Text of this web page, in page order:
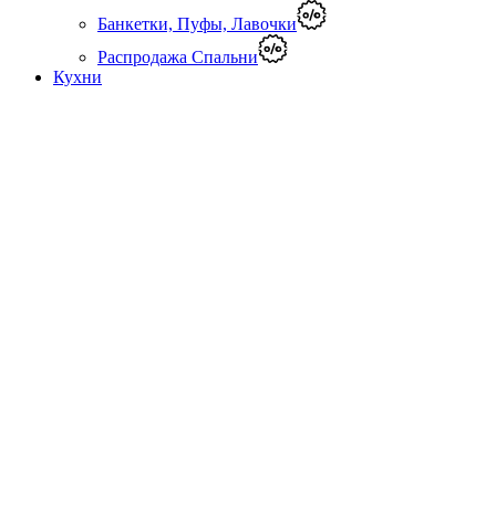
Банкетки, Пуфы, Лавочки
Распродажа Спальни
Кухни